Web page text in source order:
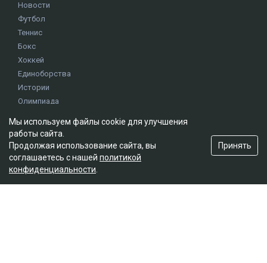
Новости
Футбол
Теннис
Бокс
Хоккей
Единоборства
Истории
Олимпиада
Редакция
О проекте
Правила сайта
Мы используем файлы cookie для улучшения
работы сайта.
Продолжая использование сайта, вы
соглашаетесь с нашей политикой
конфиденциальности
Принять